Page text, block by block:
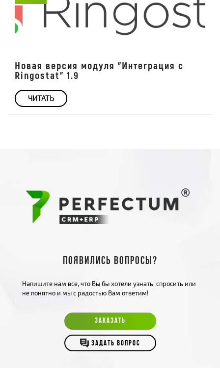
Новая версия модуля "Интеграция с
Ringostat" 1.9
ЧИТАТЬ
Появились вопросы?
Напишите нам все, что Вы бы хотели узнать, спросить или
не понятно и мы с радостью Вам ответим!
ЗАКАЗАТЬ
ЗАДАТЬ ВОПРОС